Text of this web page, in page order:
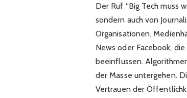
Der Ruf “Big Tech muss
sondern auch von
Organisationen.
News oder Facebook,
beeinflussen.
der Masse untergehen.
Vertrauen der